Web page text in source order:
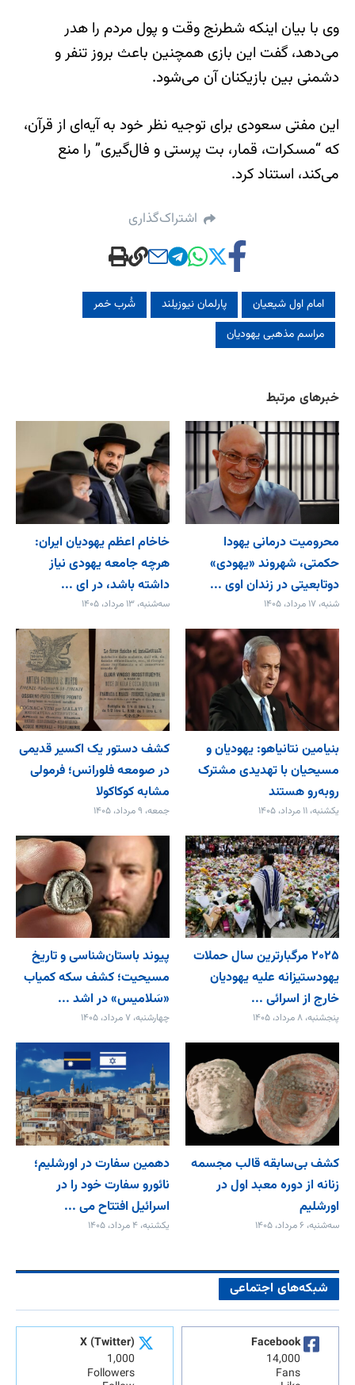
وی با بیان اینکه شطرنج وقت و پول مردم را هدر
می‌دهد، گفت این بازی همچنین باعث بروز تنفر و
دشمنی بین بازیکنان آن می‌شود.
این مفتی سعودی برای توجیه نظر خود به آیه‌ای از قرآن،
که “مسکرات، قمار، بت پرستی و فال‌گیری” را منع
می‌کند، استناد کرد.
اشتراک‌گذاری
امام اول شیعیان پارلمان نیوزیلند
شُرب خمر
مراسم مذهبی یهودیان
خبرهای مرتبط
محرومیت درمانی یهودا
حکمتی، شهروند «یهودی»
دوتابعیتی در زندان اوی ...
شنبه، ۱۷ مرداد، ۱۴۰۵
خاخام اعظم یهودیان ایران:
هرچه جامعه یهودی نیاز
داشته باشد، در ای ...
سه‌شنبه، ۱۳ مرداد، ۱۴۰۵
بنیامین نتانیاهو: یهودیان و
مسیحیان با تهدیدی مشترک
روبه‌رو هستند
یکشنبه، ۱۱ مرداد، ۱۴۰۵
کشف دستور یک اکسیر قدیمی
در صومعه فلورانس؛ فرمولی
مشابه کوکاکولا
جمعه، ۹ مرداد، ۱۴۰۵
۲۰۲۵ مرگبارترین سال حملات
یهودستیزانه علیه یهودیان
خارج از اسرائی ...
پنجشنبه، ۸ مرداد، ۱۴۰۵
پیوند باستان‌شناسی و تاریخ
مسیحیت؛ کشف سکه کمیاب
«سَلامیس» در اشد ...
چهارشنبه، ۷ مرداد، ۱۴۰۵
کشف بی‌سابقه قالب مجسمه
زنانه از دوره معبد اول در
اورشلیم
سه‌شنبه، ۶ مرداد، ۱۴۰۵
دهمین سفارت در اورشلیم؛
نائورو سفارت خود را در
اسرائیل افتتاح می‌ ...
یکشنبه، ۴ مرداد، ۱۴۰۵
شبکه‌های اجتماعی
Facebook
14,000
Fans
X (Twitter)
1,000
Followers